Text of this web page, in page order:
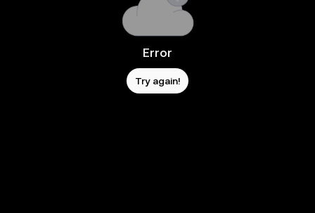
Error
Try again!